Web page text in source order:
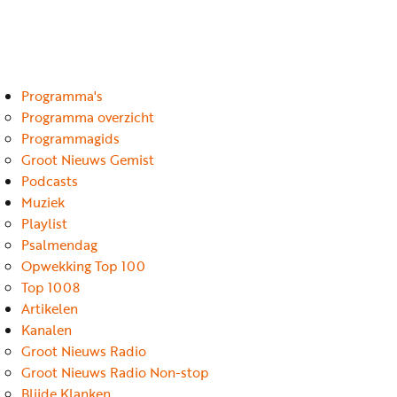
Programma's
Programma overzicht
Programmagids
Groot Nieuws Gemist
Podcasts
Muziek
Playlist
Psalmendag
Opwekking Top 100
Top 1008
Artikelen
Kanalen
Groot Nieuws Radio
Groot Nieuws Radio Non-stop
Podcasts
Muziek
Artikelen
Kanalen
Steun
onze
missie
Info